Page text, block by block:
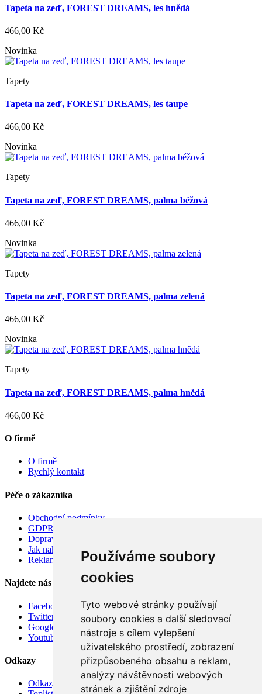
Používáme soubory
cookies
Tyto webové stránky používají
soubory cookies a další sledovací
nástroje s cílem vylepšení
uživatelského prostředí, zobrazení
přizpůsobeného obsahu a reklam,
analýzy návštěvnosti webových
stránek a zjištění zdroje
Tapeta na zeď, FOREST DREAMS, les hnědá
466,00 Kč
Novinka
Tapety
Tapeta na zeď, FOREST DREAMS, les taupe
466,00 Kč
Novinka
Tapety
Tapeta na zeď, FOREST DREAMS, palma béžová
466,00 Kč
Novinka
Tapety
Tapeta na zeď, FOREST DREAMS, palma zelená
466,00 Kč
Novinka
Tapety
Tapeta na zeď, FOREST DREAMS, palma hnědá
466,00 Kč
O firmě
O firmě
Rychlý kontakt
Péče o zákazníka
Obchodní podmínky
GDPR
Doprava
Jak nakupovat
Reklamace
Najdete nás
Facebook
Twitter
Google
Youtube
Odkazy
Odkazy